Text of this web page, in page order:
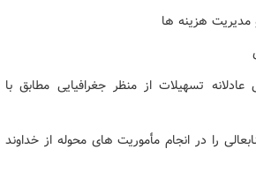
مدیریت هزینه ها
تسهیلات از منظر جغرافیایی مطابق با
را در انجام مأموریت های محوله از خداوند